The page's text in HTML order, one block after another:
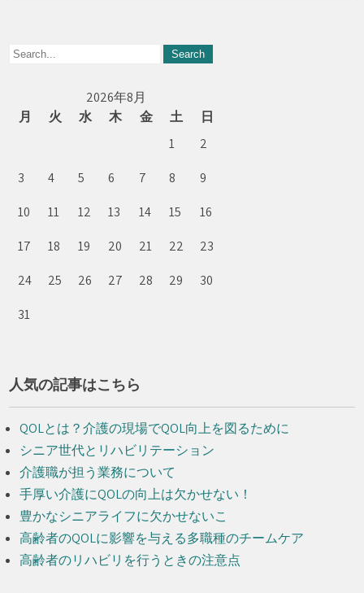
2026年8月
月
火 水 木 金 土
日
1
2
3
4 5 6 7 8
9
10
11 12 13 14 15
16
17
18 19 20 21 22
23
24
25 26 27 28 29
30
31
人気の記事はこちら
QOLとは？介護の現場でQOL向上を図るために
シニア世代とリハビリテーション
介護職が担う業務について
手厚い介護にQOLの向上は欠かせない！
豊かなシニアライフに欠かせないこ
高齢者のQOLに影響を与える多職種のチームケア
高齢者のリハビリを行うときの注意点